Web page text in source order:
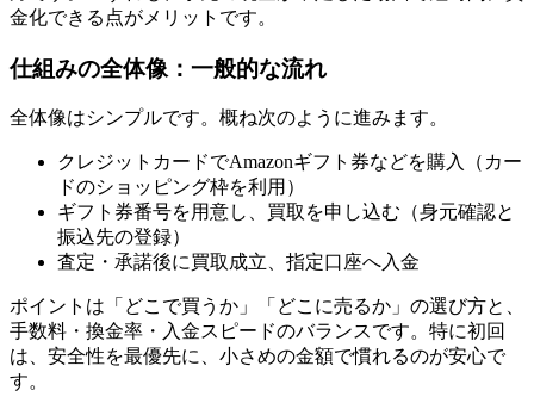
金化できる点がメリットです。
仕組みの全体像：一般的な流れ
全体像はシンプルです。概ね次のように進みます。
クレジットカードでAmazonギフト券などを購入（カー
ドのショッピング枠を利用）
ギフト券番号を用意し、買取を申し込む（身元確認と
振込先の登録）
査定・承諾後に買取成立、指定口座へ入金
ポイントは「どこで買うか」「どこに売るか」の選び方と、
手数料・換金率・入金スピードのバランスです。特に初回
は、安全性を最優先に、小さめの金額で慣れるのが安心で
す。